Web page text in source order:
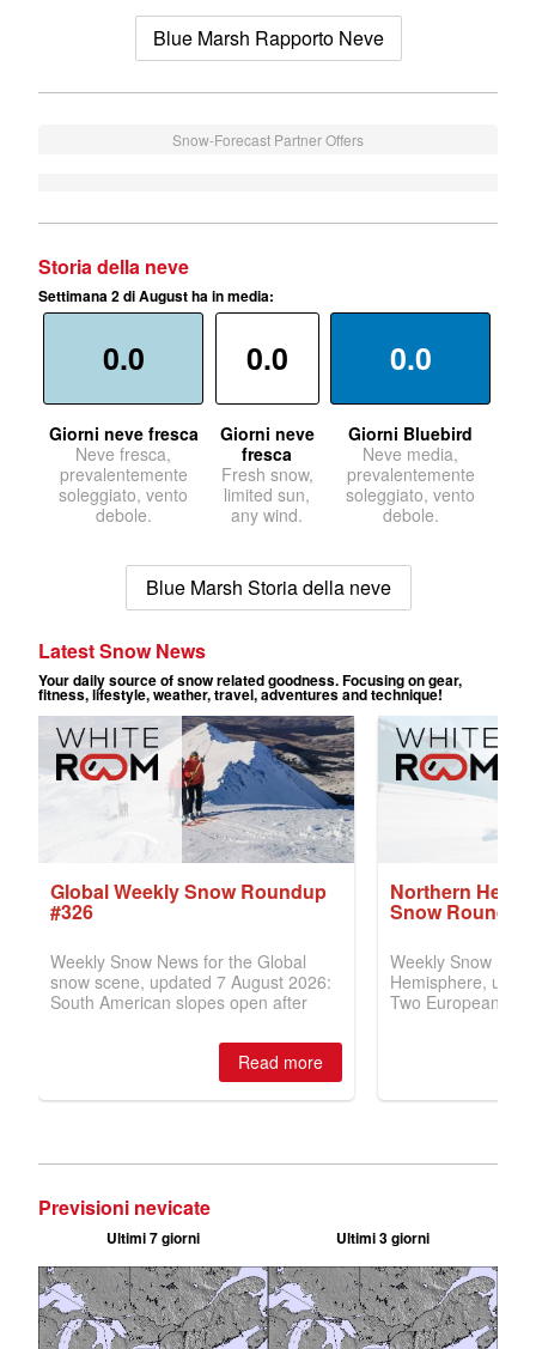
Blue Marsh Rapporto Neve
Snow-Forecast Partner Offers
Storia della neve
Settimana 2 di August ha in media:
0.0
Giorni neve fresca
Neve fresca,
prevalentemente
soleggiato, vento
debole.
0.0
Giorni neve
fresca
Fresh snow,
limited sun,
any wind.
0.0
Giorni Bluebird
Neve media,
prevalentemente
soleggiato, vento
debole.
Blue Marsh Storia della neve
Previsioni nevicate
Ultimi 7 giorni Ultimi 3 giorni